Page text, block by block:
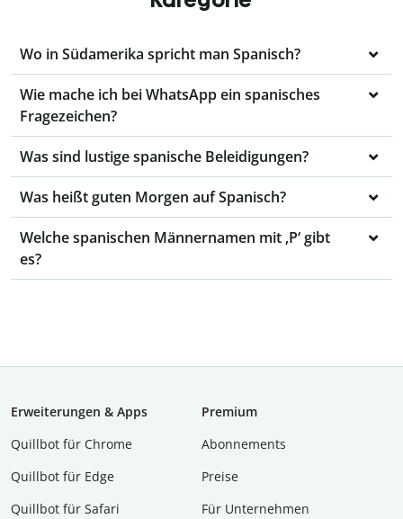
Wo in Südamerika spricht man Spanisch?
Wie mache ich bei WhatsApp ein spanisches
Fragezeichen?
Was sind lustige spanische Beleidigungen?
Was heißt guten Morgen auf Spanisch?
Welche spanischen Männernamen mit ‚P‘ gibt
es?
Erweiterungen & Apps
Quillbot für Chrome
Quillbot für Edge
Quillbot für Safari
Premium
Abon­ne­ments
Preise
Für Unternehmen